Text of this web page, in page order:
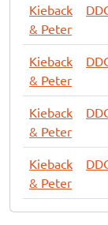
Kieback
& Peter
Kieback
& Peter
Kieback
& Peter
Kieback
& Peter